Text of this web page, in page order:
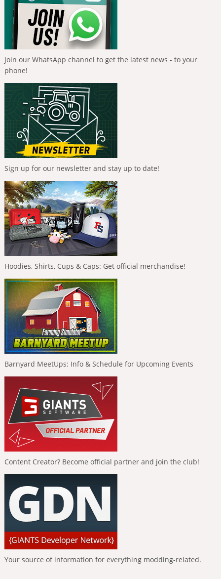
Join our WhatsApp channel to get the latest news - to your
phone!
Sign up for our newsletter and stay up to date!
Hoodies, Shirts, Cups & Caps: Get official merchandise!
Barnyard MeetUps: Info & Schedule for Upcoming Events
Content Creator? Become official partner and join the club!
Your source of information for everything modding-related.